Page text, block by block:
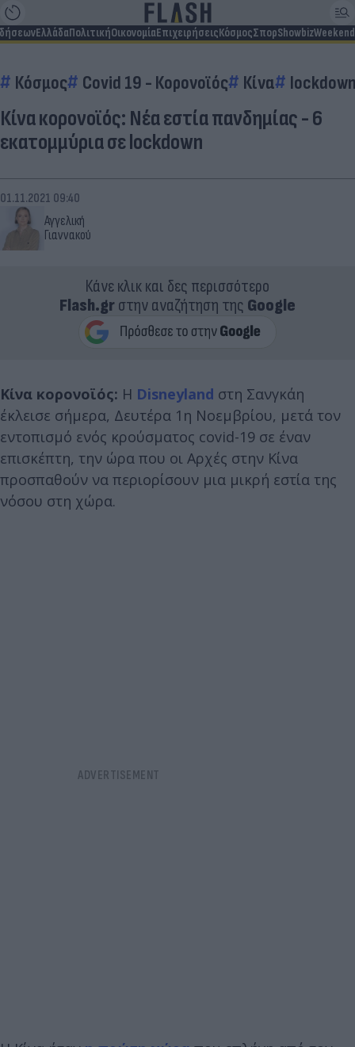
ΕλλάδαΠολιτικήΟικονομίαΕπιχειρήσειςΚόσμοςΣπορShowbizWeekend
Κόσμος Covid 19 - Κορονοϊός Κίνα
Κίνα κορονοϊός: Νέα εστία πανδημίας - 6
εκατομμύρια σε lockdown
Αγγελική
Γιαννακού
01.11.2021 09:40
Κάνε κλικ και δες περισσότερο
Flash.grστην αναζήτηση της Google
Κίνα κορονοϊός: Η Disneyland στη Σανγκάη
έκλεισε σήμερα, Δευτέρα 1η Νοεμβρίου, μετά τον
εντοπισμό ενός κρούσματος covid-19 σε έναν
επισκέπτη, την ώρα που οι Αρχές στην Κίνα
προσπαθούν να περιορίσουν μια μικρή εστία της
νόσου στη χώρα.